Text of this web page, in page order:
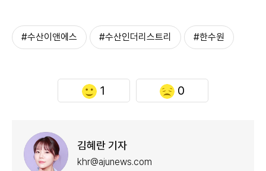
#수산이앤에스 #수산인더리스트리 #한수원
1 0
김혜란 기자
khr@ajunews.com